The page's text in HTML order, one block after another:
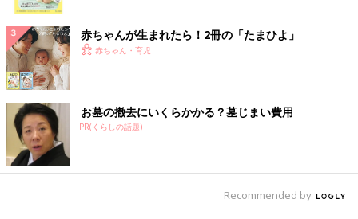
赤ちゃんが生まれたら！2冊の「たまひよ」
赤ちゃん・育児
お墓の撤去にいくらかかる？墓じまい費用
PR(くらしの話題)
Recommended by